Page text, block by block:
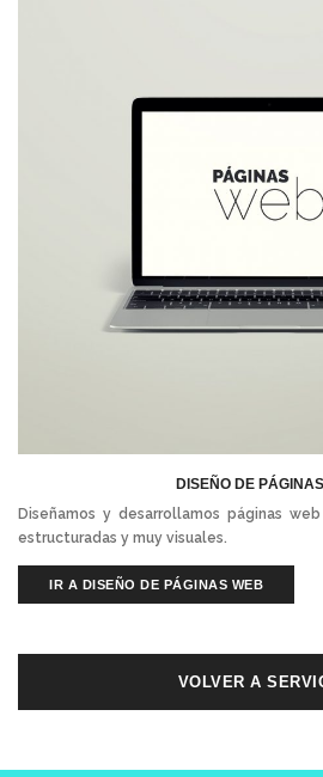
DISEÑO DE
Diseñamos y desarrollamos páginas
estructuradas y muy visuales.
IR A DISEÑO DE PÁGINAS WEB
VOLVER A